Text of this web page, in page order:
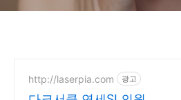
http://laserpia.com 광고